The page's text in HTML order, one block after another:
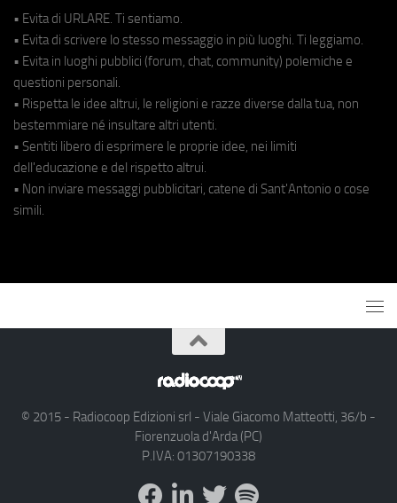
• Evita di URLARE. Ti sentiamo.
• Evita di scrivere lo stesso messaggio in più luoghi. Ti leggiamo.
• Evita in luoghi pubblici (forum, chat, community) polemiche e
questioni personali.
• Rispetta le idee altrui, le religioni e razze diverse dalla tua, non
bestemmiare né insultare altri utenti.
• Sentiti libero di esprimere le proprie idee, nei limiti
dell'educazione e del rispetto altrui.
• Non inviare messaggi pubblicitari, catene di Sant'Antonio o cose
simili.
© 2015 - Radiocoop Edizioni srl - Viale Giacomo Matteotti, 36/b -
Fiorenzuola d'Arda (PC)
P.IVA: 01307190338